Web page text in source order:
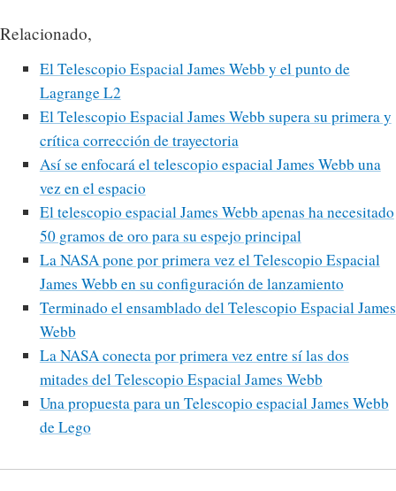
Relacionado,
El Telescopio Espacial James Webb y el punto de
Lagrange L2
El Telescopio Espacial James Webb supera su primera y
crítica corrección de trayectoria
Así se enfocará el telescopio espacial James Webb una
vez en el espacio
El telescopio espacial James Webb apenas ha necesitado
50 gramos de oro para su espejo principal
La NASA pone por primera vez el Telescopio Espacial
James Webb en su configuración de lanzamiento
Terminado el ensamblado del Telescopio Espacial James
Webb
La NASA conecta por primera vez entre sí las dos
mitades del Telescopio Espacial James Webb
Una propuesta para un Telescopio espacial James Webb
de Lego